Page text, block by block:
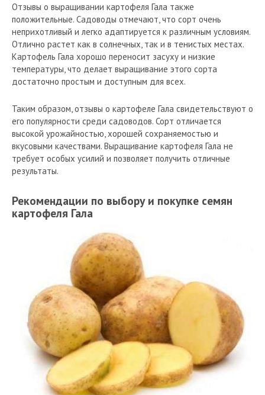
Отзывы о выращивании картофеля Гала также
положительные. Садоводы отмечают, что сорт очень
неприхотливый и легко адаптируется к различным условиям.
Отлично растет как в солнечных, так и в тенистых местах.
Картофель Гала хорошо переносит засуху и низкие
температуры, что делает выращивание этого сорта
достаточно простым и доступным для всех.
Таким образом, отзывы о картофеле Гала свидетельствуют о
его популярности среди садоводов. Сорт отличается
высокой урожайностью, хорошей сохраняемостью и
вкусовыми качествами. Выращивание картофеля Гала не
требует особых усилий и позволяет получить отличные
результаты.
Рекомендации по выбору и покупке семян
картофеля Гала